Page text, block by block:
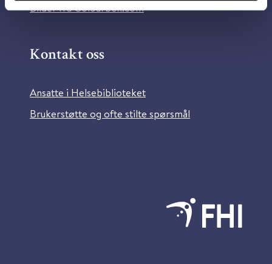
Bilder fra Colourbox.com
Kontakt oss
Ansatte i Helsebiblioteket
Brukerstøtte og ofte stilte spørsmål